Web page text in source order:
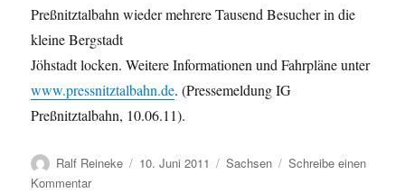
Preßnitztalbahn wieder mehrere Tausend Besucher in die
kleine Bergstadt
Jöhstadt locken. Weitere Informationen und Fahrpläne unter
www.pressnitztalbahn.de. (Pressemeldung IG
Preßnitztalbahn, 10.06.11).
Autor
Ralf Reineke
Veröffentlicht
10. Juni 2011 Kategorien
Sachsen
Schreibe einen
Kommentarzu